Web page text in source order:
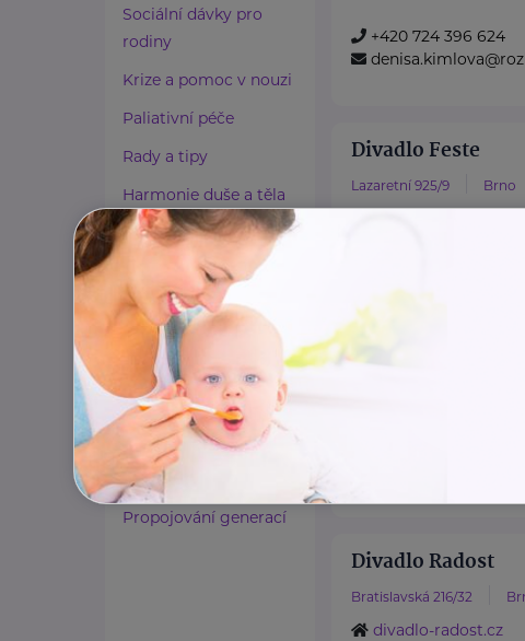
Sociální dávky pro
rodiny
Krize a pomoc v nouzi
Paliativní péče
Rady a tipy
Harmonie duše a těla
Zaměstnávání osob ze
zdravotním
postižením
Lázeňství a wellness
Zdravé spaní a sezení
Zdravé obutí
Zdravotnické potřeby
Cestování
Propojování generací
+420 724 396 624
Divadlo Feste
Lazaretní 925/9 Brno
Divadlo Líšeň
Divadlo Radost
Bratislavská 216/32
divadlo-radost.cz